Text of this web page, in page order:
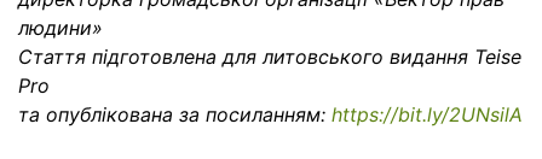
людини»
Стаття підготовлена для литовського видання Teise
Pro
та опублікована за посиланням: https://bit.ly/2UNsilA